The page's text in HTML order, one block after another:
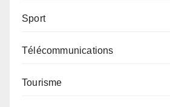
Sport
Télécommunications
Tourisme